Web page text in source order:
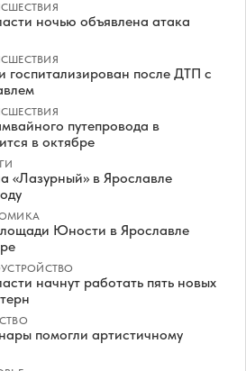
ночью объявлена атака
госпитализирован после ДТП с
путепровода в
в октябре
«Лазурный» в Ярославле
Юности в Ярославле
начнут работать пять новых
помогли артистичному